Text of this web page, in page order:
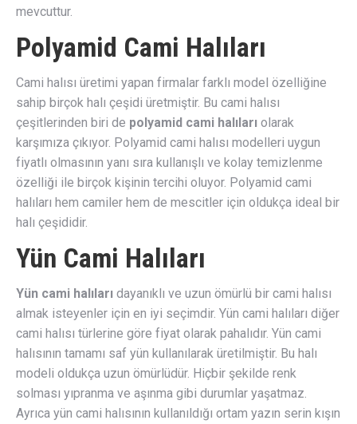
mevcuttur.
Polyamid Cami Halıları
Cami halısı üretimi yapan firmalar farklı model özelliğine
sahip birçok halı çeşidi üretmiştir. Bu cami halısı
çeşitlerinden biri de polyamid cami halıları olarak
karşımıza çıkıyor. Polyamid cami halısı modelleri uygun
fiyatlı olmasının yanı sıra kullanışlı ve kolay temizlenme
özelliği ile birçok kişinin tercihi oluyor. Polyamid cami
halıları hem camiler hem de mescitler için oldukça ideal bir
halı çeşididir.
Yün Cami Halıları
Yün cami halıları dayanıklı ve uzun ömürlü bir cami halısı
almak isteyenler için en iyi seçimdir. Yün cami halıları diğer
cami halısı türlerine göre fiyat olarak pahalıdır. Yün cami
halısının tamamı saf yün kullanılarak üretilmiştir. Bu halı
modeli oldukça uzun ömürlüdür. Hiçbir şekilde renk
solması yıpranma ve aşınma gibi durumlar yaşatmaz.
Ayrıca yün cami halısının kullanıldığı ortam yazın serin kışın